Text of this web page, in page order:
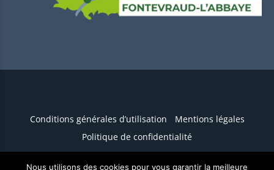
Conditions générales d’utilisation
Mentions légales
Politique de confidentialité
Nous utilisons des cookies pour vous garantir la meilleure